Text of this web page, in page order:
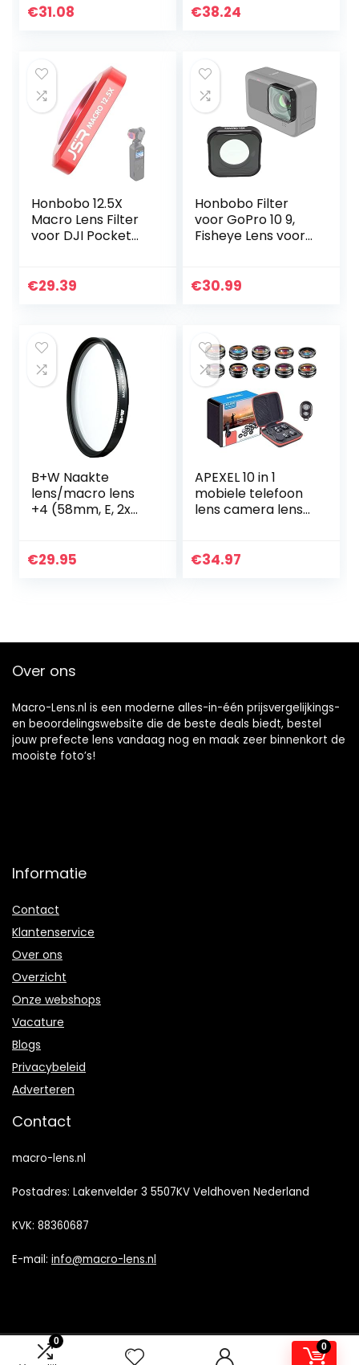
0
0
Brandpuntsafstan
€31.08
macro lens/statief
€38.24
Honbobo 12.5X
Macro Lens Filter
voor DJI Pocket
Professionele
€29.39
Honbobo Filter
voor GoPro 10 9,
Fisheye Lens voor
9, Lens Filter
€30.99
B+W Naakte
lens/macro lens
+4 (58mm, E, 2x
€29.95
APEXEL 10 in 1
mobiele telefoon
lens camera lens
telelens + fisheye
€34.97
Over ons
Macro-Lens.nl is een moderne alles-in-één prijsvergelijkings-
en beoordelingswebsite die de beste deals biedt, bestel
jouw prefecte lens vandaag nog en maak zeer binnenkort de
mooiste foto’s!
Informatie
Contact
Klantenservice
Over ons
Overzicht
Onze webshops
Vacature
Blogs
Privacybeleid
Adverteren
Contact
macro-lens.nl
Postadres: Lakenvelder 3 5507KV Veldhoven Nederland
KVK: 88360687
E-mail: info@macro-lens.nl
2022 © Macro-Lens.nl Alle rechten voorbehouden